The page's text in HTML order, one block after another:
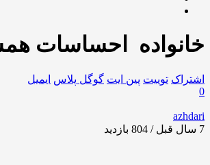
خانواده ️ احساسات
اشتراک توییت پین ایت گوگل‌ پلاس ایمیل
0
azhdari
7 سال قبل / 804
بازدید